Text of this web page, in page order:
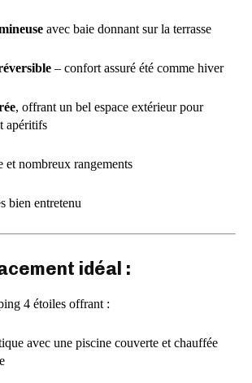
avec baie donnant sur la terrasse
– confort assuré été comme hiver
, offrant un bel espace extérieur pour
apéritifs
et nombreux rangements
bien entretenu
idéal :
4 étoiles offrant :
avec une piscine couverte et chauffée